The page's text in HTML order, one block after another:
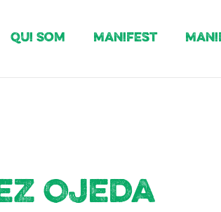
Qui Som Manifest
Ojeda